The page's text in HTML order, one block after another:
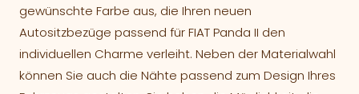
gewünschte Farbe aus, die Ihren neuen
Autositzbezüge passend für FIAT Panda II den
individuellen Charme verleiht. Neben der Materialwahl
können Sie auch die Nähte passend zum Design Ihres